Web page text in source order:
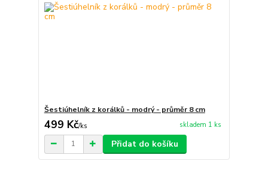
Šestiúhelník z korálků - modrý - průměr 8 cm
499 Kč/ks skladem 1 ks
Přidat do košíku